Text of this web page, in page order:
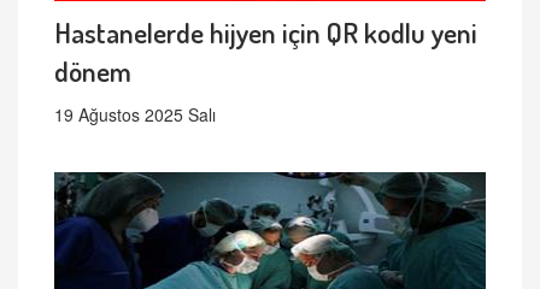
Hastanelerde hijyen için QR kodlu yeni
dönem
19 Ağustos 2025 Salı